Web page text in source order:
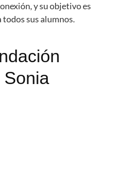
y su objetivo es
sus alumnos.
Sonia